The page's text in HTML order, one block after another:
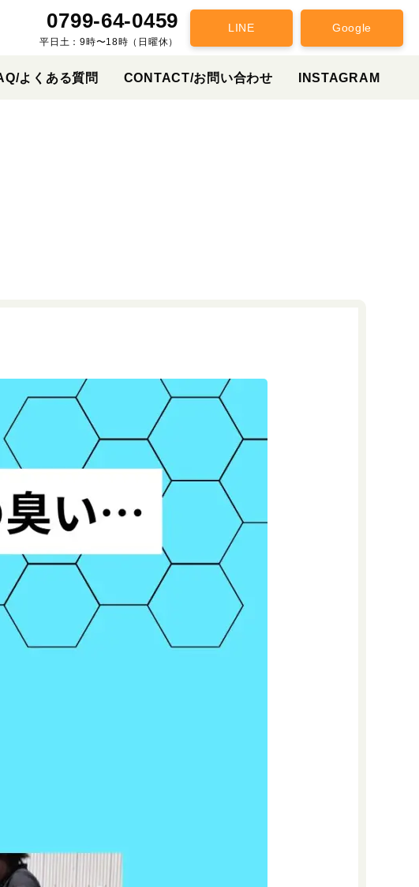
0799-64-0459
平日土：9時〜18時（日曜休）
LINE Google
よくある質問 CONTACT/お問い合わせ INSTAGRAM